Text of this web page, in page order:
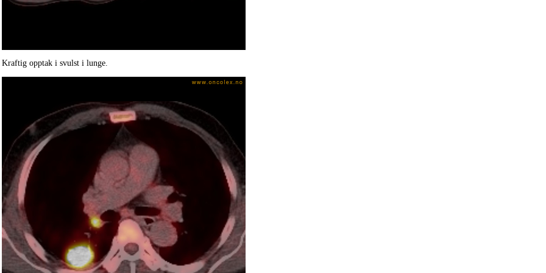
Kraftig opptak i svulst i lunge.